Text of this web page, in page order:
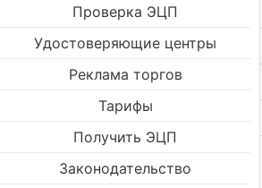
Проверка ЭЦП
Удостоверяющие центры
Реклама торгов
Тарифы
Получить ЭЦП
Законодательство